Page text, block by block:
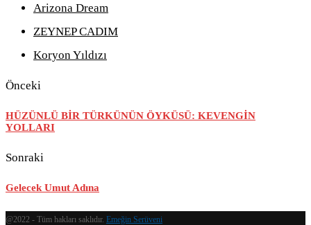
Arizona Dream
ZEYNEP CADIM
Koryon Yıldızı
Önceki
HÜZÜNLÜ BİR TÜRKÜNÜN ÖYKÜSÜ: KEVENGİN
YOLLARI
Sonraki
Gelecek Umut Adına
@2022 - Tüm hakları saklıdır. Emeğin Serüveni